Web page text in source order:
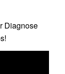
Diagnose